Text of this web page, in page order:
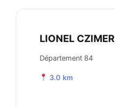
LIONEL CZIMER
Département 84
3.0 km